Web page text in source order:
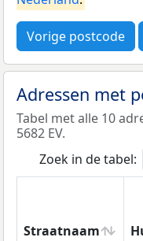
Vorige postcode
Adressen met
Tabel met alle 10
5682 EV.
Zoek in de tabel:
Straatnaam